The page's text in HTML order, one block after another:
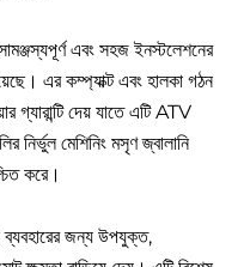
এবং সহজ ইনস্টলেশনের
এর কম্প্যাক্ট এবং হালকা গঠন
গ্যারান্টি দেয় যাতে এটি ATV
নির্ভুল মেশিনিং মসৃণ জ্বালানি
করে।
ব্যবহারের জন্য উপযুক্ত,